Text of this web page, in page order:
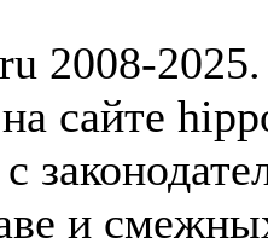
2008-
сайте
с
и